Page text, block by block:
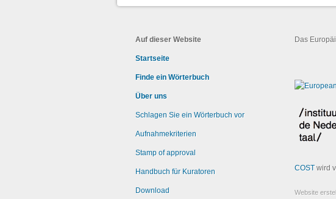
Auf dieser Website
Startseite
Finde ein Wörterbuch
Über uns
Schlagen Sie ein Wörterbuch vor
Aufnahmekriterien
Stamp of approval
Handbuch für Kuratoren
Download
Das
COSTwird
Website